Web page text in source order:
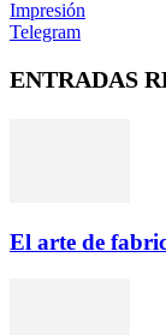
Impresión
Telegram
ENTRADAS
El arte de